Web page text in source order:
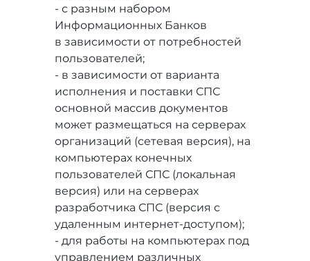
- с разным набором
Информационных Банков
в зависимости от потребностей
пользователей;
- в зависимости от варианта
исполнения и поставки СПС
основной массив документов
может размещаться на серверах
организаций (сетевая версия), на
компьютерах конечных
пользователей СПС (локальная
версия) или на серверах
разработчика СПС (версия с
удаленным интернет-доступом);
- для работы на компьютерах под
управлением различных